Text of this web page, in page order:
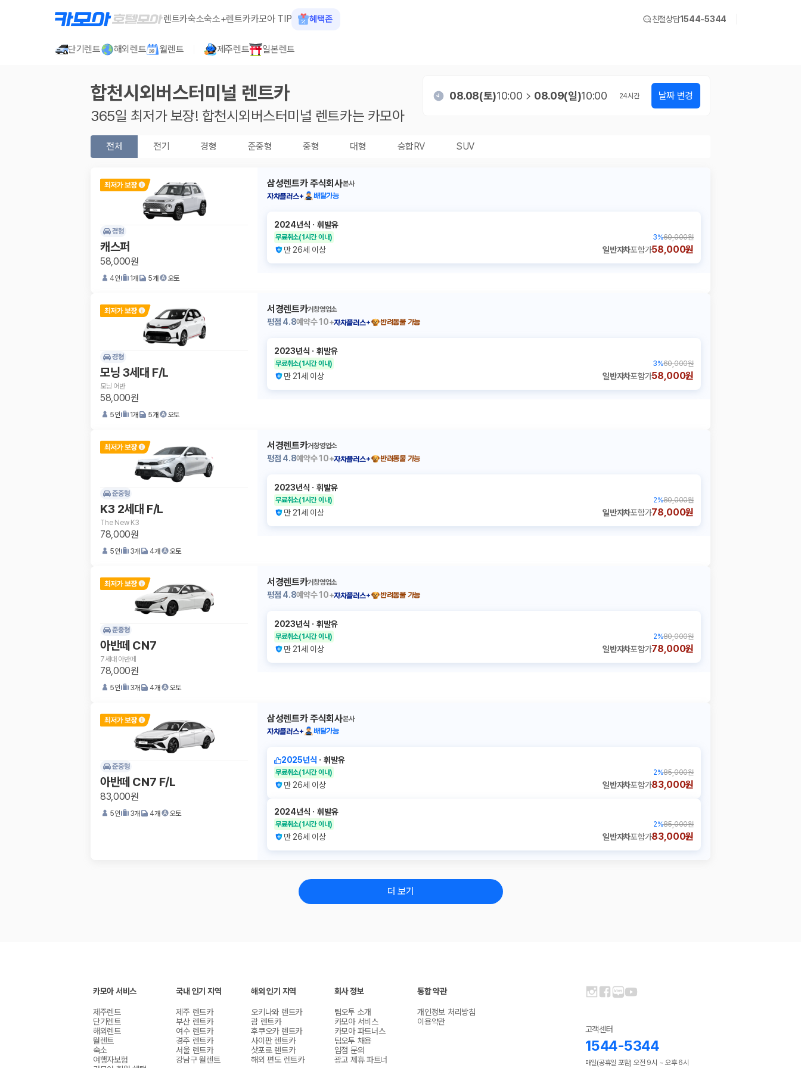
렌트카숙소숙소+렌트카카모아 TIP 혜택존 친절상담1544-5344
단기렌트 해외렌트 월렌트 제주렌트 일본렌트
합천시외버스터미널 렌트카
365일 최저가 보장! 합천시외버스터미널 렌트카는 카모아
08.08(토)10:00 08.09(일)10:00 24시간 날짜 변경
전체 전기 경형 준중형 중형 대형 승합RV SUV
경형
캐스퍼
58,000원
4인 1개 5개 오토
삼성렌트카 주식회사본사
자차플러스+
배달가능
2024년식 ㆍ휘발유
무료취소(1시간 이내) 3%60,000원
만 26세 이상 일반자차포함가58,000원
경형
모닝 3세대 F/L
모닝 어반
58,000원
5인 1개 5개 오토
서경렌트카거창영업소
평점 4.8예약수10+자차플러스+ 반려동물 가능
2023년식 ㆍ휘발유
무료취소(1시간 이내) 3%60,000원
만 21세 이상 일반자차포함가58,000원
준중형
K3 2세대 F/L
The New K3
78,000원
5인 3개 4개 오토
서경렌트카거창영업소
평점 4.8예약수10+자차플러스+ 반려동물 가능
2023년식 ㆍ휘발유
무료취소(1시간 이내) 2%80,000원
만 21세 이상 일반자차포함가78,000원
준중형
아반떼 CN7
7세대 아반떼
78,000원
5인 3개 4개 오토
서경렌트카거창영업소
평점 4.8예약수10+자차플러스+ 반려동물 가능
2023년식 ㆍ휘발유
무료취소(1시간 이내) 2%80,000원
만 21세 이상 일반자차포함가78,000원
준중형
아반떼 CN7 F/L
83,000원
5인 3개 4개 오토
삼성렌트카 주식회사본사
자차플러스+
배달가능
2025년식 ㆍ휘발유
무료취소(1시간 이내) 2%85,000원
만 26세 이상 일반자차포함가83,000원
2024년식 ㆍ휘발유
무료취소(1시간 이내) 2%85,000원
만 26세 이상 일반자차포함가83,000원
더 보기
카모아 서비스
제주렌트
단기렌트
해외렌트
월렌트
숙소
여행자보험
국내 인기 지역
제주 렌트카
부산 렌트카
여수 렌트카
경주 렌트카
서울 렌트카
강남구 월렌트
해외 인기 지역
오키나와 렌트카
괌 렌트카
후쿠오카 렌트카
사이판 렌트카
삿포로 렌트카
해외 편도 렌트카
회사 정보
팀오투 소개
카모아 서비스
카모아 파트너스
팀오투 채용
입점 문의
광고 제휴 파트너
통합 약관
개인정보 처리방침
이용약관
고객센터
1544-5344
매일(공휴일 포함) 오전 9시 ~ 오후 6시